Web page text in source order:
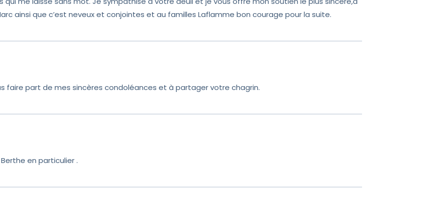
ainsi que c’est neveux et conjointes et au familles Laflamme bon courage pour la suite.
faire part de mes sincères condoléances et à partager votre chagrin.
en particulier .